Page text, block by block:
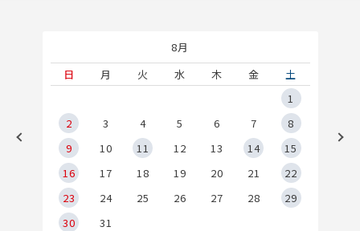
8月
日
月 火 水 木 金
土
1
2
3 4 5 6 7
8
9
10 11 12 13 14
15
16
17 18 19 20 21
22
23
24 25 26 27 28
29
30
31